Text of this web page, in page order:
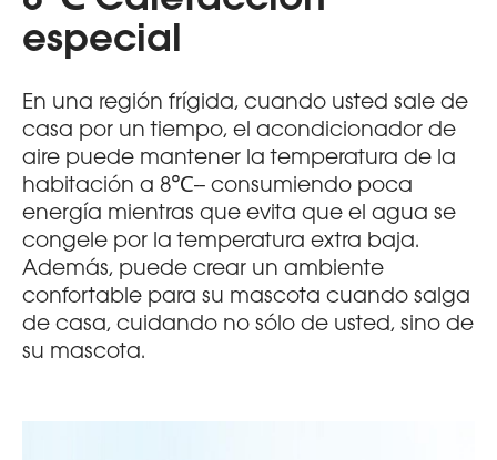
especial
En una región frígida, cuando usted sale de
casa por un tiempo, el acondicionador de
aire puede mantener la temperatura de la
habitación a 8℃-- consumiendo poca
energía mientras que evita que el agua se
congele por la temperatura extra baja.
Además, puede crear un ambiente
confortable para su mascota cuando salga
de casa, cuidando no sólo de usted, sino de
su mascota.